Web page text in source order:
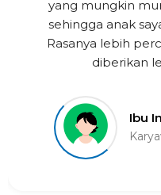
yang mungkin
sehingga anak
Rasanya lebih
diberikan
Ibu